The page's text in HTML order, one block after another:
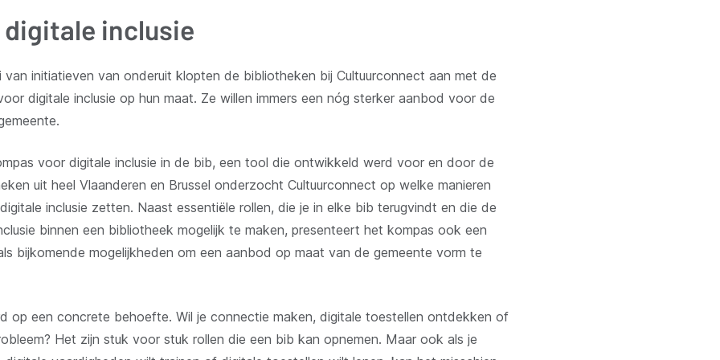
inclusie
initiatieven van onderuit klopten de bibliotheken bij Cultuurconnect aan met de
digitale inclusie op hun maat. Ze willen immers een nóg sterker aanbod voor de
voor digitale inclusie in de bib, een tool die ontwikkeld werd voor en door de
uit heel Vlaanderen en Brussel onderzocht Cultuurconnect op welke manieren
inclusie zetten. Naast essentiële rollen, die je in elke bib terugvindt en die de
binnen een bibliotheek mogelijk te maken, presenteert het kompas ook een
bijkomende mogelijkheden om een aanbod op maat van de gemeente vorm te
op een concrete behoefte. Wil je connectie maken, digitale toestellen ontdekken of
Het zijn stuk voor stuk rollen die een bib kan opnemen. Maar ook als je